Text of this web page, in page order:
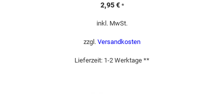
2,95€ *
inkl. MwSt.
zzgl. Versandkosten
Lieferzeit: 1-2 Werktage **